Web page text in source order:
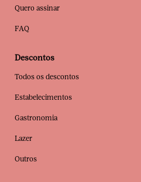
Quero assinar
FAQ
Descontos
Todos os descontos
Estabelecimentos
Gastronomia
Lazer
Outros